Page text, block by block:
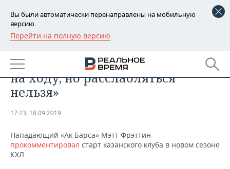
Вы были автоматически перенаправлены на мобильную
версию.
Перейти на полную версию
РЕГИОНЫ
БАШКОРТОСТАН
ТАТАРСТАН
НОВОСТИ
АНАЛИТИКА
ДЕКЛАРАЦИИ О ДОХОДАХ
КОРОЛИ ГОСЗАКАЗА ПФО
НОВОСТИ ЭКОНОМИКИ
ФИНАНСЫ
ПРОМЫШЛЕННОСТЬ
НОВОСТИ
НЕДВИЖИМОСТЬ
Мэтт Фрэттин: «Ак Барс» сейчас
на ходу, но расслабляться
нельзя»
17:23, 18.09.2019
Нападающий «Ак Барса» Мэтт Фрэттин
прокомментировал старт казанского клуба в новом сезоне
КХЛ.